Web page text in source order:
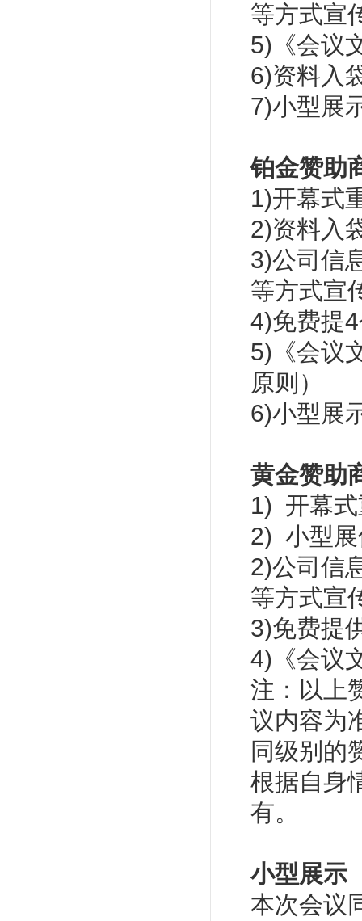
等方式宣
5)《会议
6)资料入
7)小型展
铂金赞助
1)开幕式
2)资料入
3)公司信
等方式宣
4)免费提
5)《会议
原则）
6)小型展
黄金赞助
1) 开幕
2) 小型
2)公司信
等方式宣
3)免费提
4)《会议
注：以上
议内容
同级别的
根据自身
有。
小型展示
本次会议